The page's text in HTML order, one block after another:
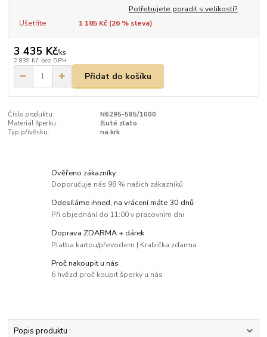
Potřebujete poradit s velikostí?
Ušetříte
1 185 Kč (26% sleva)
3 435 Kč/ks
2 839 Kč bez DPH
Přidat do košíku
Číslo produktu:
N6295-585/1000
Materiál šperku:
žluté zlato
Typ přívěsku:
na krk
Ověřeno zákazníky
Doporučuje nás 98 % našich zákazníků
Odesíláme ihned, na vrácení máte 30 dnů
Při objednání do 11:00 v pracovním dni
Doprava ZDARMA + dárek
Platba kartou/převodem | Krabička zdarma
Proč nakoupit u nás
6 hvězd proč koupit šperky u nás
Popis produktu :